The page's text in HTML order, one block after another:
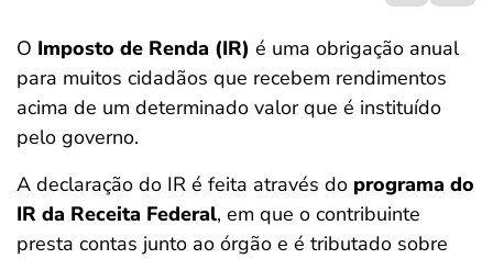
O Imposto de Renda (IR) é uma obrigação anual
para muitos cidadãos que recebem rendimentos
acima de um determinado valor que é instituído
pelo governo.
A declaração do IR é feita através do programa do
IR da Receita Federal, em que o contribuinte
presta contas junto ao órgão e é tributado sobre